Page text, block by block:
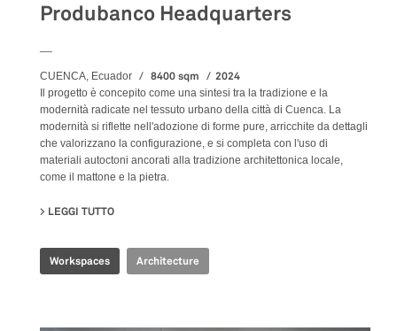
Produbanco Headquarters
CUENCA, Ecuador 8400 sqm 2024
Il progetto è concepito come una sintesi tra la tradizione e la
modernità radicate nel tessuto urbano della città di Cuenca. La
modernità si riflette nell'adozione di forme pure, arricchite da dettagli
che valorizzano la configurazione, e si completa con l'uso di
materiali autoctoni ancorati alla tradizione architettonica locale,
come il mattone e la pietra.
LEGGI TUTTO
Workspaces Architecture